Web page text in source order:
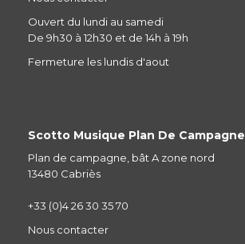
Ouvert du lundi au samedi
De 9h30 à 12h30 et de 14h à 19h
Fermeture les lundis d'aout
Scotto Musique Plan De Campagne
Plan de campagne, bât A zone nord
13480 Cabriès
+33 (0)4 26 30 35 70
Nous contacter